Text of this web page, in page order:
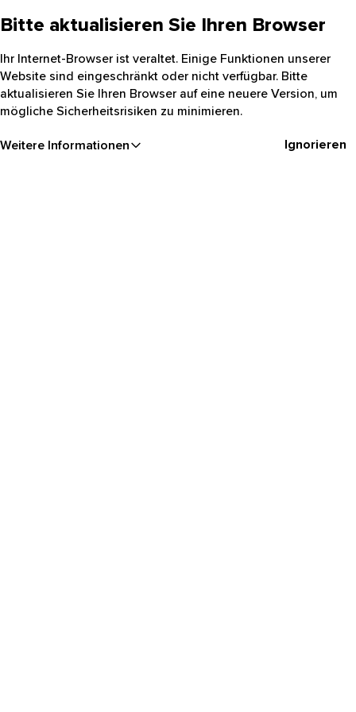
Bitte aktualisieren Sie Ihren Browser
Ihr Internet-Browser ist veraltet. Einige Funktionen unserer
Website sind eingeschränkt oder nicht verfügbar. Bitte
aktualisieren Sie Ihren Browser auf eine neuere Version, um
mögliche Sicherheitsrisiken zu minimieren.
Weitere Informationen Ignorieren